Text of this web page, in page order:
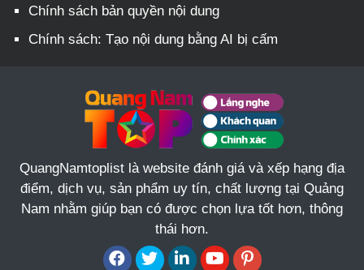
Chính sách bản quyền nội dung
Chính sách: Tạo nội dung bằng AI bị cấm
QuangNamtoplist là website đánh giá và xếp hạng địa
điểm, dịch vụ, sản phẩm uy tín, chất lượng tại Quảng
Nam nhằm giúp bạn có được chọn lựa tốt hơn, thông
thái hơn.